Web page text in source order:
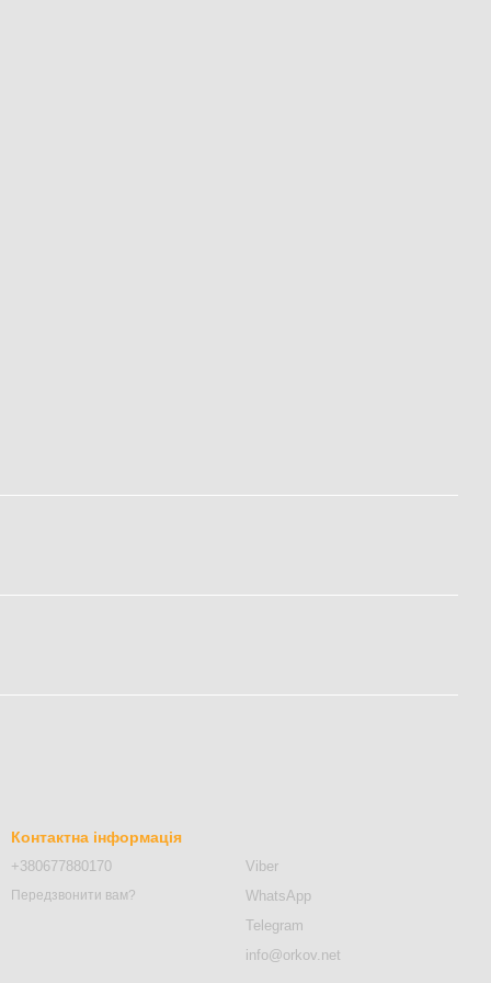
Контактна інформація
+380677880170
Передзвонити вам?
Viber
WhatsApp
Telegram
info@orkov.net